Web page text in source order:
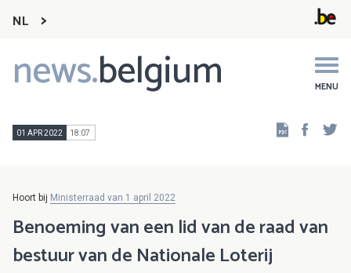
NL
news.belgium MENU
Main
navigation
01 APR 2022 18:07
Hoort bij Ministerraad van 1 april 2022
Benoeming van een lid van de raad van
bestuur van de Nationale Loterij